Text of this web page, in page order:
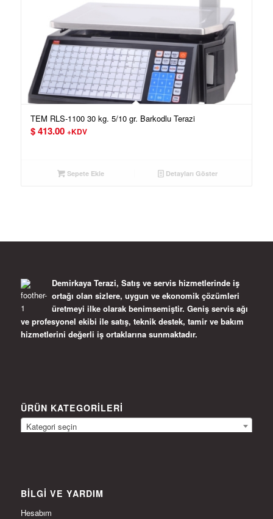
TEM RLS-1100 30 kg. 5/10 gr. Barkodlu Terazi
$413.00 +KDV
Sepete Ekle Detayları Göster
Demirkaya Terazi, Satış ve servis hizmetlerinde iş
ortağı olan sizlere, uygun ve ekonomik çözümleri
üretmeyi ilke olarak benimsemiştir. Geniş servis ağı
ve profesyonel ekibi ile satış, teknik destek, tamir ve bakım
hizmetlerini değerli iş ortaklarına sunmaktadır.
ÜRÜN KATEGORILERI
Kategori seçin
BILGI VE YARDIM
Hesabım